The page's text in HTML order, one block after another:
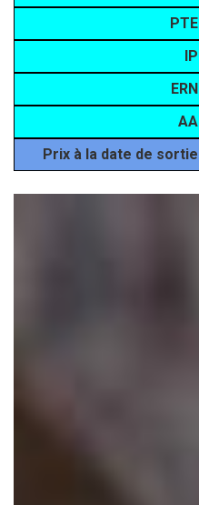
PTE
IP
ERN
AA
Prix à la date de sortie